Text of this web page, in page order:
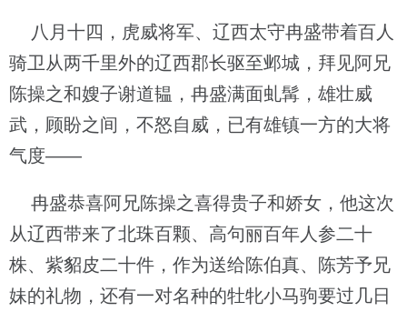
八月十四，虎威将军、辽西太守冉盛带着百人
骑卫从两千里外的辽西郡长驱至邺城，拜见阿兄
陈操之和嫂子谢道韫，冉盛满面虬髯，雄壮威
武，顾盼之间，不怒自威，已有雄镇一方的大将
气度——
冉盛恭喜阿兄陈操之喜得贵子和娇女，他这次
从辽西带来了北珠百颗、高句丽百年人参二十
株、紫貂皮二十件，作为送给陈伯真、陈芳予兄
妹的礼物，还有一对名种的牡牝小马驹要过几日